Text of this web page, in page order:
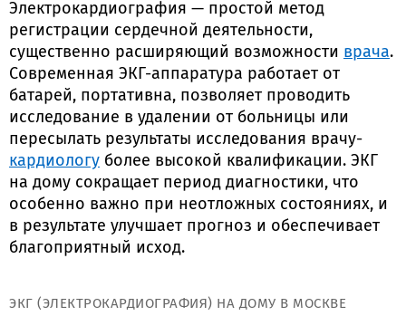
Электрокардиография — простой метод
регистрации сердечной деятельности,
существенно расширяющий возможности врача.
Современная ЭКГ-аппаратура работает от
батарей, портативна, позволяет проводить
исследование в удалении от больницы или
пересылать результаты исследования врачу-
кардиологу более высокой квалификации. ЭКГ
на дому сокращает период диагностики, что
особенно важно при неотложных состояниях, и
в результате улучшает прогноз и обеспечивает
благоприятный исход.
ЭКГ (ЭЛЕКТРОКАРДИОГРАФИЯ) НА ДОМУ В МОСКВЕ